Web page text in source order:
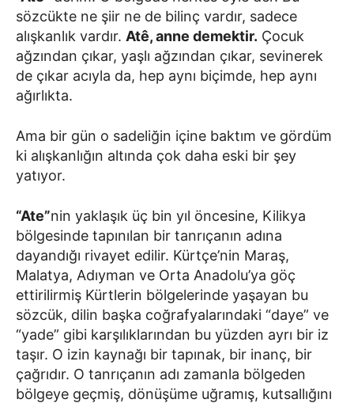
sözcükte ne şiir ne de bilinç vardır, sadece
alışkanlık vardır. Atê, anne demektir. Çocuk
ağzından çıkar, yaşlı ağzından çıkar, sevinerek
de çıkar acıyla da, hep aynı biçimde, hep aynı
ağırlıkta.
Ama bir gün o sadeliğin içine baktım ve gördüm
ki alışkanlığın altında çok daha eski bir şey
yatıyor.
“Ate”nin yaklaşık üç bin yıl öncesine, Kilikya
bölgesinde tapınılan bir tanrıçanın adına
dayandığı rivayet edilir. Kürtçe’nin Maraş,
Malatya, Adıyman ve Orta Anadolu’ya göç
ettirilirmiş Kürtlerin bölgelerinde yaşayan bu
sözcük, dilin başka coğrafyalarındaki “daye” ve
“yade” gibi karşılıklarından bu yüzden ayrı bir iz
taşır. O izin kaynağı bir tapınak, bir inanç, bir
çağrıdır. O tanrıçanın adı zamanla bölgeden
bölgeye geçmiş, dönüşüme uğramış, kutsallığını